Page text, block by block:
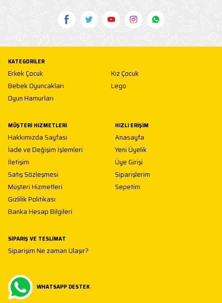
KATEGORILER
Erkek Çocuk
Kız Çocuk
Bebek Oyuncakları
Lego
Oyun Hamurları
MÜŞTERI HIZMETLERI
Hakkımızda Sayfası
İade ve Değişim İşlemleri
İletişim
Satış Sözleşmesi
Müşteri Hizmetleri
Gizlilik Politikası
Banka Hesap Bilgileri
HIZLI ERIŞIM
Anasayfa
Yeni Üyelik
Üye Girişi
Siparişlerim
Sepetim
SIPARIŞ VE TESLIMAT
Siparişim Ne zaman Ulaşır?
WHATSAPP DESTEK